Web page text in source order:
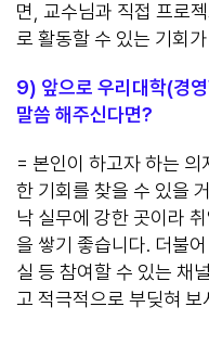
면, 교수님과 직접 프로
로 활동할 수 있는 기회
9) 앞으로 우리대학(경
말씀 해주신다면?
= 본인이 하고자 하는
한 기회를 찾을 수 있을
낙 실무에 강한 곳이라
을 쌓기 좋습니다. 더불
실 등 참여할 수 있는 채
고 적극적으로 부딪혀 보